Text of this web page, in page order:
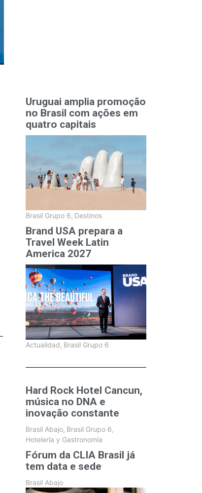
Uruguai amplia promoção
no Brasil com ações em
quatro capitais
Brasil Grupo 6, Destinos
Brand USA prepara a
Travel Week Latin
America 2027
Actualidad, Brasil Grupo 6
Hard Rock Hotel Cancun,
música no DNA e
inovação constante
Brasil Abajo, Brasil Grupo 6,
Hotelería y Gastronomía
Fórum da CLIA Brasil já
tem data e sede
Brasil Abajo